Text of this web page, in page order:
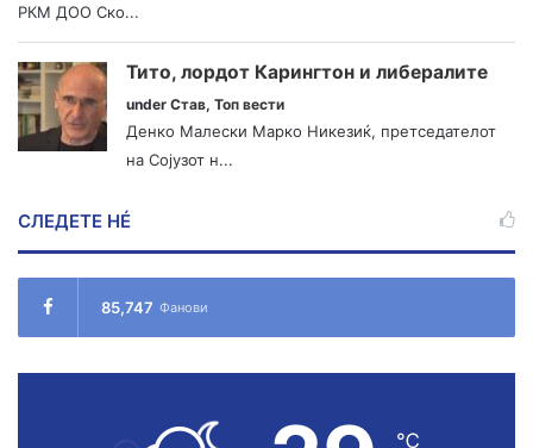
РКМ ДОО Ско...
Тито, лордот Карингтон и либералите
under Став, Топ вести
Денко Малески Марко Никезиќ, претседателот
на Сојузот н...
СЛЕДЕТЕ НÉ
85,747 Фанови
℃